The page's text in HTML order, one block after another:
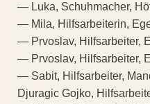
— Luka, Schuhmacher,
— Mila, Hilfsarbeiterin,
— Prvoslav, Hilfsarbeiter,
— Prvoslav, Hilfsarbeiter,
— Sabit, Hilfsarbeiter,
Djuragic Gojko,